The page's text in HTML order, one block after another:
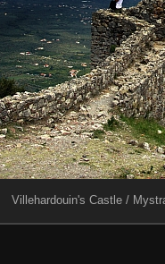
Villehardouin's Castle /